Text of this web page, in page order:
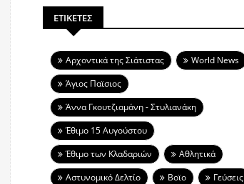
ΕΤΙΚΕΤΕΣ
Aρχοντικά της Σιάτιστας
World News
Άγιος Παϊσιος
Άννα Γκουτζιαμάνη - Στυλιανάκη
Έθιμο 15 Αυγούστου
Έθιμο των Κλαδαριών
Αθλητικά
Αστυνομικό Δελτίο
Βοϊο
Γεύσεις